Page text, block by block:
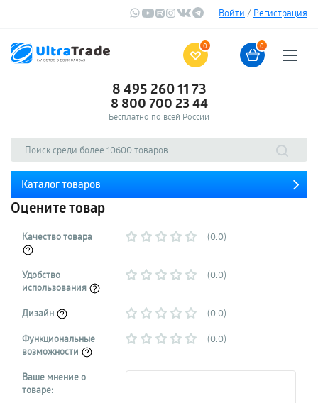
Войти / Регистрация
0 0
8 495 260 11 73
8 800 700 23 44
Бесплатно по всей России
Каталог товаров
Оцените товар
Качество товара (0.0)
Удобство
использования
(0.0)
Дизайн
(0.0)
Функциональные
возможности
(0.0)
Ваше мнение о
товаре: